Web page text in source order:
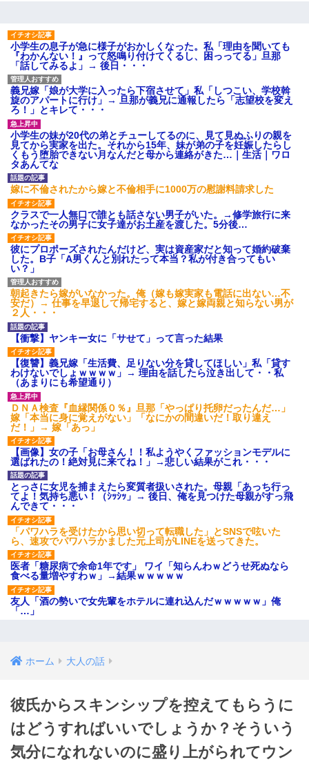
小学生の息子が急に様子がおかしくなった。私「理由を聞いても
『わかんない！』って怒鳴り付けてくるし、困っってる」旦那
「話してみるよ」→ 後日・・・
義兄嫁「娘が大学に入ったら下宿させて」私「しつこい、学校斡
旋のアパートに行け」→ 旦那が義兄に通報したら「志望校を変え
ろ！」とキレて・・・
小学生の妹が20代の弟とチューしてるのに、見て見ぬふりの親を
見てから実家を出た。それから15年、妹が弟の子を妊娠したらし
くもう堕胎できない月なんだと母から連絡がきた…｜生活｜ワロ
タあんてな
嫁に不倫されたから嫁と不倫相手に1000万の慰謝料請求した
クラスで一人無口で誰とも話さない男子がいた。→修学旅行に来
なかったその男子に女子達がお土産を渡した。5分後…
彼にプロポーズされたんだけど、実は資産家だと知って婚約破棄
した。B子「A男くんと別れたって本当？私が付き合ってもい
い？」
朝起きたら嫁がいなかった。俺（嫁も嫁実家も電話に出ない…不
安だ）→ 仕事を早退して帰宅すると、嫁と嫁両親と知らない男が
２人・・・
【衝撃】ヤンキー女に「サせて」って言った結果
【復讐】義兄嫁「生活費、足りない分を貸してほしい」私「貸す
わけないでしょｗｗｗｗ」→ 理由を話したら泣き出して・・私
（あまりにも希望通り）
ＤＮＡ検査『血縁関係０％』旦那「やっぱり托卵だったんだ…」
嫁「本当に身に覚えがない」「なにかの間違いだ！取り違え
だ！」→ 嫁「あっ」
【画像】女の子「お母さん！！私ようやくファッションモデルに
選ばれたの！絶対見に来てね！」→悲しい結果がこれ・・・
とっさに女児を捕まえたら変質者扱いされた。母親「あっち行っ
てよ！気持ち悪い！（ｼｯｼｯ」→ 後日、俺を見つけた母親がすっ飛
んできて・・・
「パワハラを受けたから思い切って転職した」とSNSで呟いた
ら、速攻でパワハラかました元上司がLINEを送ってきた。
医者「糖尿病で余命1年です」 ワイ「知らんわｗどうせ死ぬなら
食べる量増やすわｗ」→結果ｗｗｗｗｗ
友人「酒の勢いで女先輩をホテルに連れ込んだｗｗｗｗｗ」俺
「…」
ホーム 大人の話
彼氏からスキンシップを控えてもらうに
はどうすればいいでしょうか？そういう
気分になれないのに盛り上がられてウン